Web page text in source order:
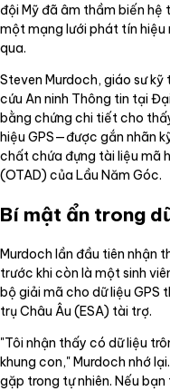
đội Mỹ đã âm thầm biến
một mạng lưới phát tín hiệu
qua.
Steven Murdoch, giáo sư kỹ
cứu An ninh Thông tin tại
bằng chứng chi tiết cho
hiệu GPS—được gắn nhãn
chất chứa đựng tài liệu mã
(OTAD) của Lầu Năm Góc.
Bí mật ẩn trong
Murdoch lần đầu tiên nhận
trước khi còn là một sinh
bộ giải mã cho dữ liệu GPS
trụ Châu Âu (ESA) tài trợ.
"Tôi nhận thấy có dữ liệu
khung con," Murdoch nhớ
gặp trong tự nhiên. Nếu